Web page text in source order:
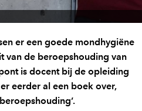
er een goede mondhygiëne
van de beroepshouding van
is docent bij de opleiding
eerder al een boek over,